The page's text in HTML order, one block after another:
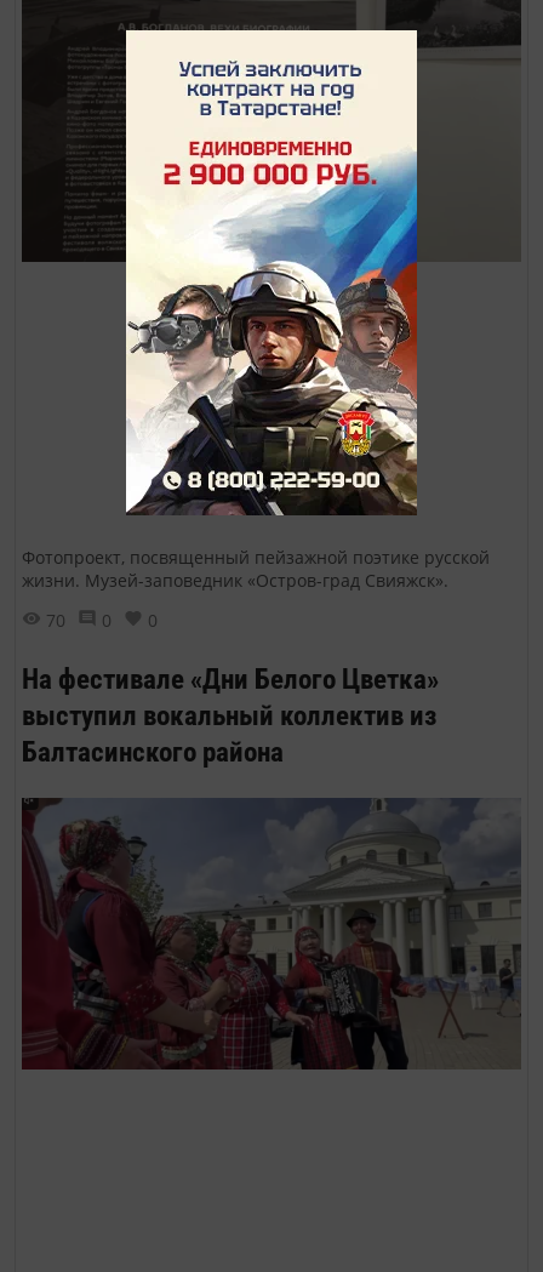
Фотопроект, посвященный пейзажной поэтике русской
жизни. Музей-заповедник «Остров-град Свияжск».
70
0 0
На фестивале «Дни Белого Цветка»
выступил вокальный коллектив из
Балтасинского района